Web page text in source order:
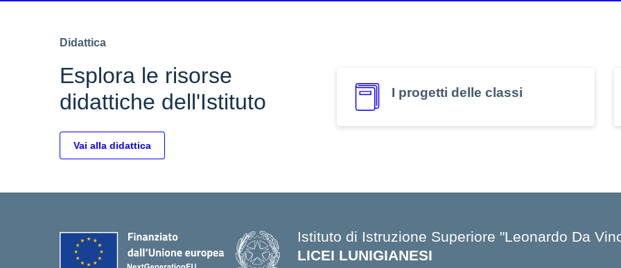
Didattica
Esplora le risorse
didattiche dell'Istituto
Vai alla didattica
I progetti delle classi
Istituto di Istruzione Superiore "Leonardo Da
LICEI LUNIGIANESI